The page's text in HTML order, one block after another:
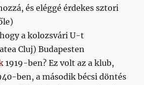
és eléggé érdekes sztori
a kolozsvári U-t
Cluj) Budapesten
1919-ben? Ez volt az a klub,
ben, a második bécsi döntés